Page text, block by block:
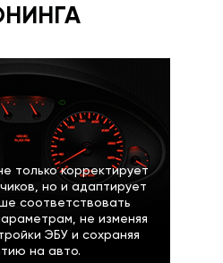
только корректирует
но и адаптирует
соответствовать
не изменяя
ЭБУ и сохраняя
на авто.